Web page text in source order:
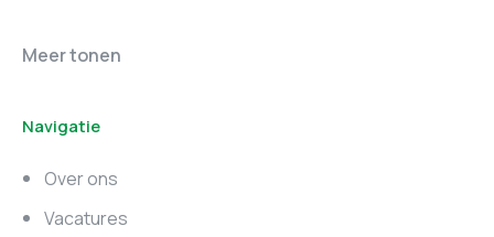
Online marketing
Marketing vacatures
Zuid-Holland
Marketing vacatures
Meer tonen
Navigatie
Over ons
Vacatures